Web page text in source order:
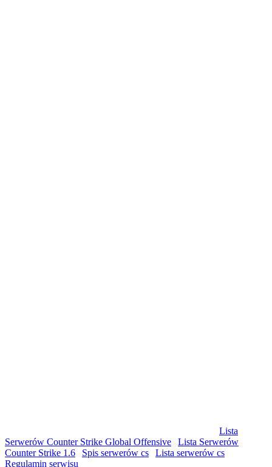
Lista
Serwerów Counter Strike Global Offensive
Lista Serwerów
Counter Strike 1.6
Spis serwerów cs Lista serwerów cs
Regulamin serwisu